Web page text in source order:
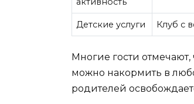
Детские услуги Клуб с
Многие гости
можно накормить в
родителей